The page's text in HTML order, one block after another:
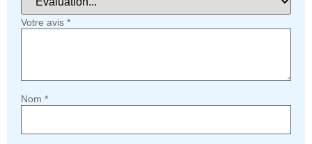
Votre avis *
Nom *